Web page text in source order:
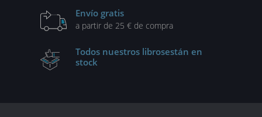
Envío gratis
a partir de 25 € de compra
Todos nuestros librosestán en
stock